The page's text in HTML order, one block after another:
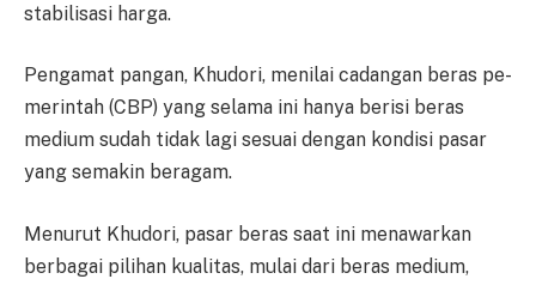
stabilisasi harga.
Pengamat pangan, Khudori, m­enilai cadangan beras pe­
me­rin­tah (CBP) yang selama ini hanya berisi beras
medium sudah tidak lagi sesuai dengan kondisi pasar
ya­ng semakin beragam.
Menurut Khudori, pasar beras saat ini menawarkan
ber­ba­gai pilihan kualitas, mulai dari beras medium,